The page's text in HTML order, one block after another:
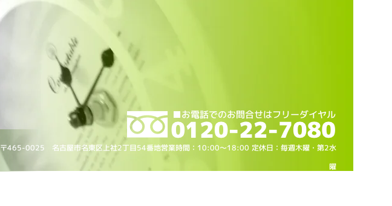
〒465-0025 名古屋市名東区上社2丁目54番地営業時間：10:00～18:00 定休日：毎週木曜・第2水
曜